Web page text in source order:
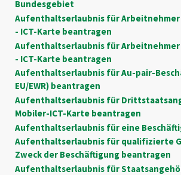
Bundesgebiet
Aufenthaltserlaubnis für
- ICT-Karte beantragen
Aufenthaltserlaubnis für
- ICT-Karte beantragen
Aufenthaltserlaubnis für Au-pair-
EU/EWR) beantragen
Aufenthaltserlaubnis für
Mobiler-ICT-Karte beantragen
Aufenthaltserlaubnis für eine
Aufenthaltserlaubnis für qualifizierte
Zweck der Beschäftigung beantragen
Aufenthaltserlaubnis für